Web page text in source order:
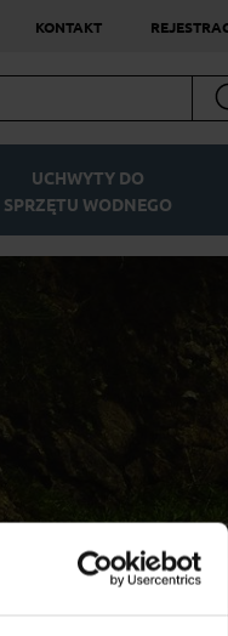
KONTAKT
UCHWYTY DO
SPRZĘTU WODNEGO